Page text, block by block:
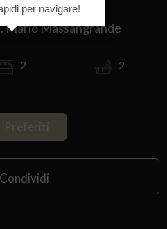
Mario Massangrande
2 2
Preferiti
Condividi
per navigare!